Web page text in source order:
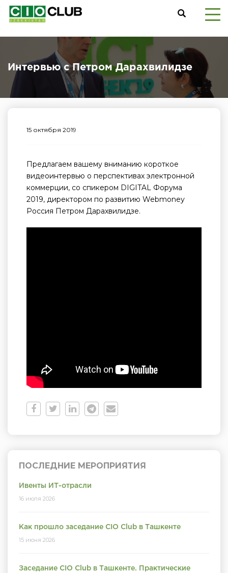
Интервью с Петром Дарахвилидзе
15 октября 2019
Предлагаем вашему вниманию короткое
видеоинтервью о перспективах электронной
коммерции, со спикером DIGITAL Форума
2019, директором по развитию Webmoneу
Россия Петром Дарахвилидзе.
ПОСЛЕДНИЕ МЕРОПРИЯТИЯ
Ивенты ИТ-отрасли
16 июля 2026
Как прошло заседание CIO Club в Ташкенте
15 июня 2026
Заседание CIO Club в Ташкенте. Практические